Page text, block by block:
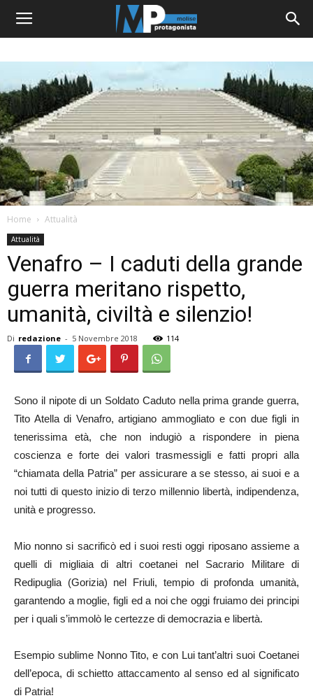
Home Attualità
Attualità
Venafro – I caduti della grande
guerra meritano rispetto,
umanità, civiltà e silenzio!
Di redazione - 5 Novembre 2018 114
Sono il nipote di un Soldato Caduto nella prima grande guerra,
Tito Atella di Venafro, artigiano ammogliato e con due figli in
tenerissima età, che non indugiò a rispondere in piena
coscienza e forte dei valori trasmessigli e fatti propri alla
“chiamata della Patria” per assicurare a se stesso, ai suoi e a
noi tutti di questo inizio di terzo millennio libertà, indipendenza,
unità e progresso.
Mio nonno si sacrificò ed i suoi resti oggi riposano assieme a
quelli di migliaia di altri coetanei nel Sacrario Militare di
Redipuglia (Gorizia) nel Friuli, tempio di profonda umanità,
garantendo a moglie, figli ed a noi che oggi fruiamo dei principi
per i quali s’immolò le certezze di democrazia e libertà.
Esempio sublime Nonno Tito, e con Lui tant’altri suoi Coetanei
dell’epoca, di schietto attaccamento al senso ed al significato
di Patria!